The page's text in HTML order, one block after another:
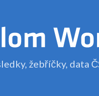
žebříčky, data